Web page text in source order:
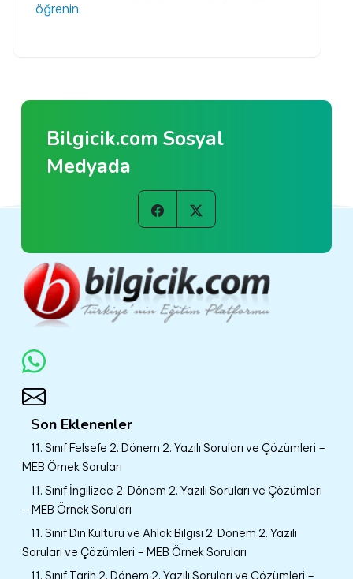
öğrenin.
Bilgicik.com Sosyal
Medyada
Son Eklenenler
11. Sınıf Felsefe 2. Dönem 2. Yazılı Soruları ve Çözümleri –
MEB Örnek Soruları
11. Sınıf İngilizce 2. Dönem 2. Yazılı Soruları ve Çözümleri
– MEB Örnek Soruları
11. Sınıf Din Kültürü ve Ahlak Bilgisi 2. Dönem 2. Yazılı
Soruları ve Çözümleri – MEB Örnek Soruları
11. Sınıf Tarih 2. Dönem 2. Yazılı Soruları ve Çözümleri –